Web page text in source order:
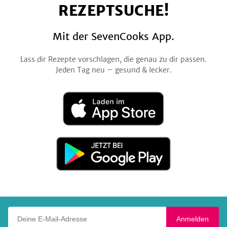
REZEPTSUCHE!
Mit der SevenCooks App.
Lass dir Rezepte vorschlagen, die genau zu dir passen.
Jeden Tag neu – gesund & lecker.
Laden
im
App
Jetzt
Google
Anmelden